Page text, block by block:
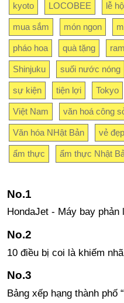
kyoto LOCOBEE lễ
mua sắm món ngon
pháo hoa quà tặng
Shinjuku suối nước nóng
sự kiện tiện lợi Tokyo
Việt Nam văn hoá công
Văn hóa NHật Bản vẻ
ẩm thực ẩm thực Nhật
HondaJet - Máy bay
10 điều bị coi là khiếm
Bảng xếp hạng thành phố